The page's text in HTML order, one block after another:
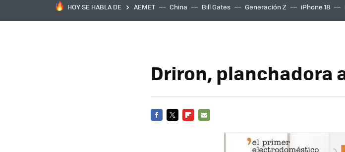
HOY SE HABLA DE AEMET China Bill Gates Generación Z iPhone 18
Driron, planchadora